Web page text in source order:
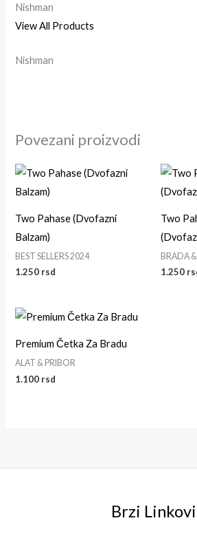
Nishman
View All Products
Nishman
Povezani proizvodi
Two Pahase (Dvofazni
Balzam)
BEST SELLERS 2024
1.250 rsd
Two
BRADA
1.250
Premium Četka Za Bradu
ALAT & PRIBOR
1.100 rsd
Brzi Linkovi